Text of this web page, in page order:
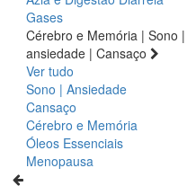
Gases
Cérebro e Memória | Sono |
ansiedade | Cansaço
Ver tudo
Sono | Ansiedade
Cansaço
Cérebro e Memória
Óleos Essenciais
Menopausa